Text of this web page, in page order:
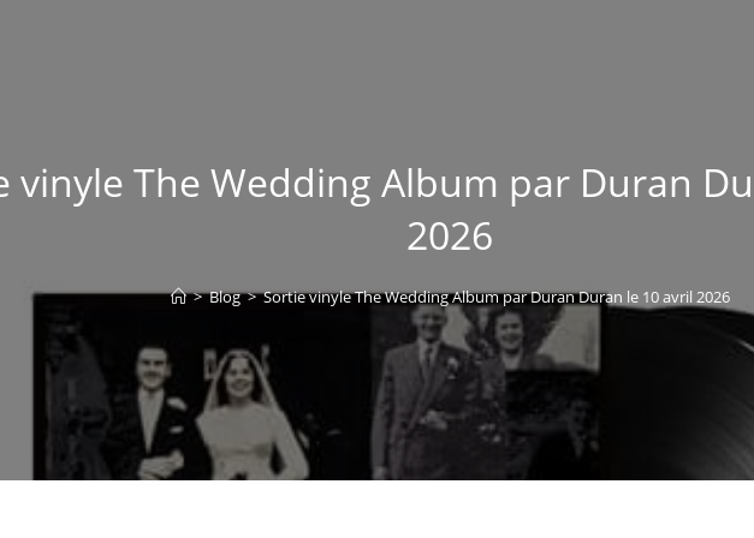
vinyle The Wedding Album par Duran
2026
> Blog > Sortie vinyle The Wedding Album par Duran Duran le 10 avril 2026